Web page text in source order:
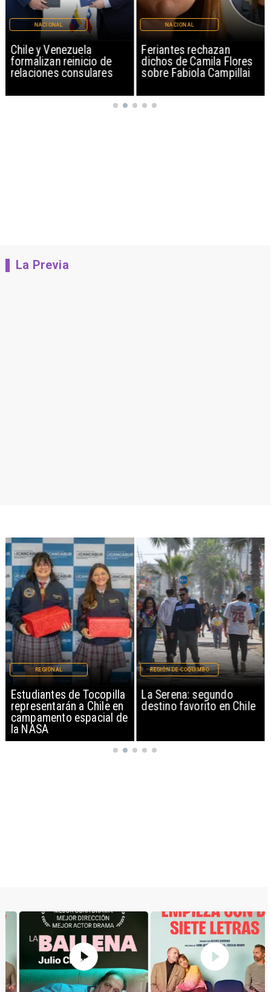
Chile y Venezuela
formalizan reinicio de
relaciones consulares
NACIONAL
Feriantes rechazan
dichos de Camila Flores
sobre Fabiola Campillai
NACIONAL
La Previa
Estudiantes de Tocopilla
representarán a Chile en
campamento espacial de
la NASA
REGIONAL
La Serena: segundo
destino favorito en Chile
REGIÓN DE COQUIMBO